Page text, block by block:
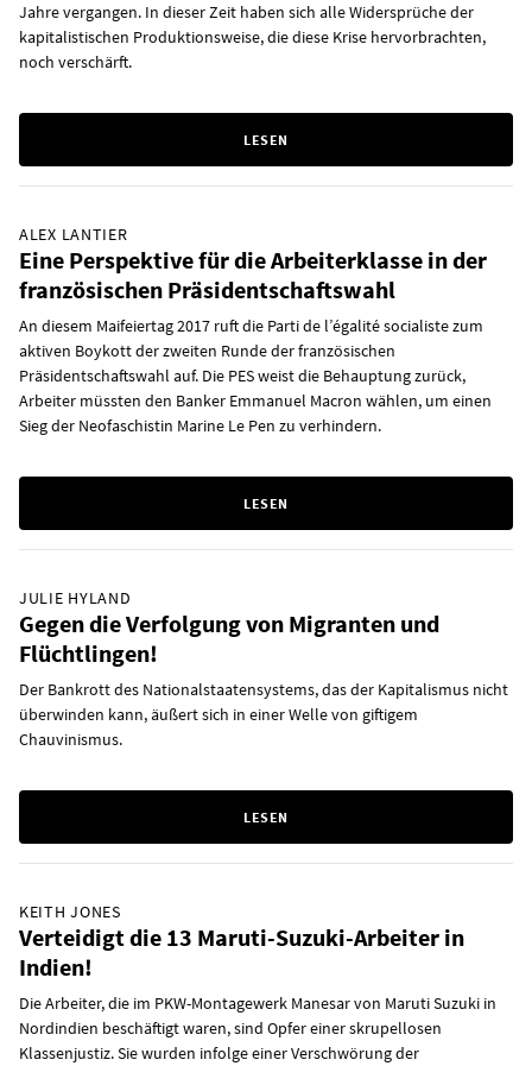
Jahre vergangen. In dieser Zeit haben sich alle Widersprüche der
kapitalistischen Produktionsweise, die diese Krise hervorbrachten,
noch verschärft.
LESEN
ALEX LANTIER
Eine Perspektive für die Arbeiterklasse in der
französischen Präsidentschaftswahl
An diesem Maifeiertag 2017 ruft die Parti de l’égalité socialiste zum
aktiven Boykott der zweiten Runde der französischen
Präsidentschaftswahl auf. Die PES weist die Behauptung zurück,
Arbeiter müssten den Banker Emmanuel Macron wählen, um einen
Sieg der Neofaschistin Marine Le Pen zu verhindern.
LESEN
JULIE HYLAND
Gegen die Verfolgung von Migranten und
Flüchtlingen!
Der Bankrott des Nationalstaatensystems, das der Kapitalismus nicht
überwinden kann, äußert sich in einer Welle von giftigem
Chauvinismus.
LESEN
KEITH JONES
Verteidigt die 13 Maruti-Suzuki-Arbeiter in
Indien!
Die Arbeiter, die im PKW-Montagewerk Manesar von Maruti Suzuki in
Nordindien beschäftigt waren, sind Opfer einer skrupellosen
Klassenjustiz. Sie wurden infolge einer Verschwörung der